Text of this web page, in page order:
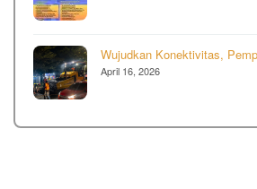
Wujudkan Konektivitas,
April 16, 2026